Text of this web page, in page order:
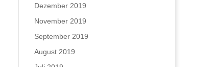
Dezember 2019
November 2019
September 2019
August 2019